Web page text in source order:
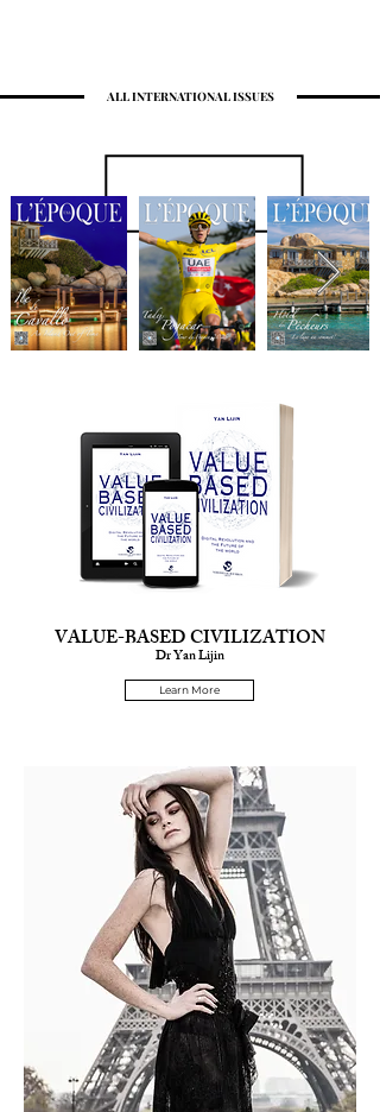
ALL INTERNATIONAL ISSUES
VALUE-BASED CIVILIZATION
Dr Yan Lijin
Learn More